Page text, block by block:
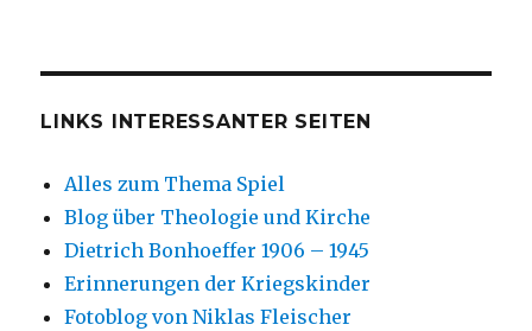
LINKS INTERESSANTER SEITEN
Alles zum Thema Spiel
Blog über Theologie und Kirche
Dietrich Bonhoeffer 1906 – 1945
Erinnerungen der Kriegskinder
Fotoblog von Niklas Fleischer